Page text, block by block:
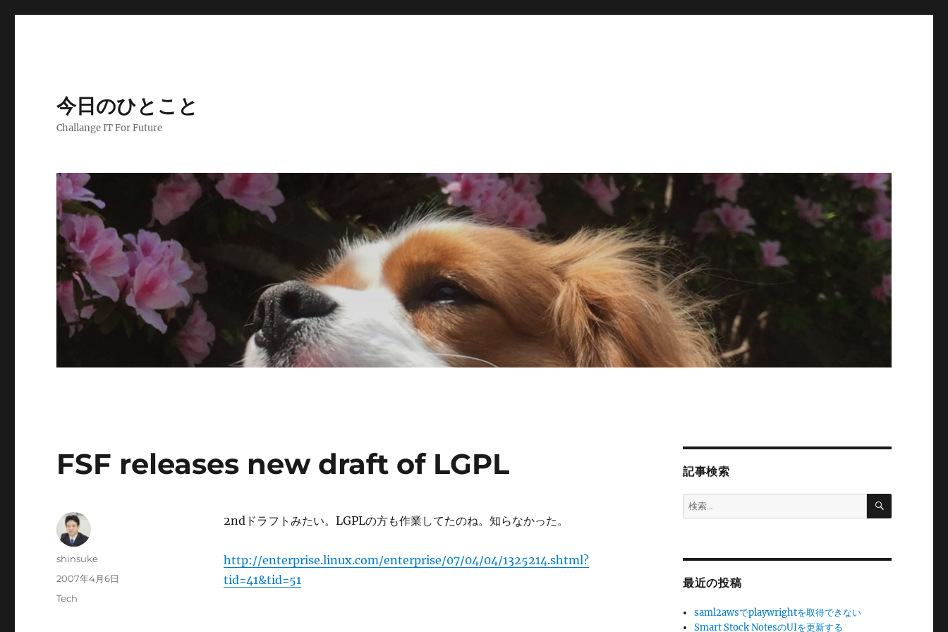
今日のひとこと
Challange IT For Future
FSF releases new draft of LGPL
2ndドラフトみたい。LGPLの方も作業してたのね。知らなかった。
http://enterprise.linux.com/enterprise/07/04/04/1325214.shtml?
tid=41&tid=51
投
shinsuke
投
2007年4月6日
カ
Tech
記事検索
検
索:
検
最近の投稿
saml2awsでplaywrightを取得できない
Smart Stock NotesのUIを更新する